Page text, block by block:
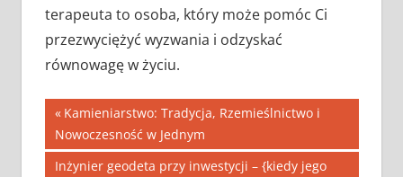
terapeuta to osoba, który może pomóc Ci
przezwyciężyć wyzwania i odzyskać
równowagę w życiu.
Nawigacja
wpisu
Previous
Post:
Kamieniarstwo: Tradycja, Rzemieślnictwo i
Nowoczesność w Jednym
Next
Inżynier geodeta przy inwestycji – {kiedy jego